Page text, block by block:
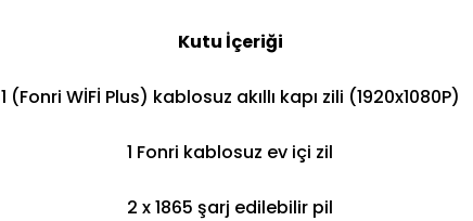
Kutu İçeriği
1 (Fonri WİFİ Plus) kablosuz akıllı kapı zili (1920x1080P)
1 Fonri kablosuz ev içi zil
2 x 1865 şarj edilebilir pil